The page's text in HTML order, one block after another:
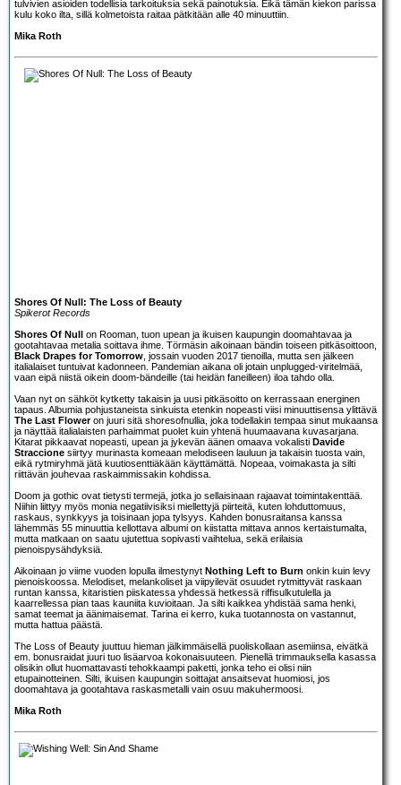
tulvivien asioiden todellisia tarkoituksia sekä painotuksia. Eikä tämän kiekon parissa
kulu koko ilta, sillä kolmetoista raitaa pätkitään alle 40 minuuttiin.
Mika Roth
Shores Of Null: The Loss of Beauty
Spikerot Records
Shores Of Null on Rooman, tuon upean ja ikuisen kaupungin doomahtavaa ja
gootahtavaa metalia soittava ihme. Törmäsin aikoinaan bändin toiseen pitkäsoittoon,
Black Drapes for Tomorrow , jossain vuoden 2017 tienoilla, mutta sen jälkeen
italialaiset tuntuivat kadonneen. Pandemian aikana oli jotain unplugged-viritelmää,
vaan eipä niistä oikein doom-bändeille (tai heidän faneilleen) iloa tahdo olla.
Vaan nyt on sähköt kytketty takaisin ja uusi pitkäsoitto on kerrassaan energinen
tapaus. Albumia pohjustaneista sinkuista etenkin nopeasti viisi minuuttisensa ylittävä
The Last Floweron juuri sitä shoresofnullia, joka todellakin tempaa sinut mukaansa
ja näyttää italialaisten parhaimmat puolet kuin yhtenä huumaavana kuvasarjana.
Kitarat pikkaavat nopeasti, upean ja jykevän äänen omaava vokalisti Davide
Straccione siirtyy murinasta komeaan melodiseen lauluun ja takaisin tuosta vain,
eikä rytmiryhmä jätä kuutiosenttiäkään käyttämättä. Nopeaa, voimakasta ja silti
riittävän jouhevaa raskaimmissakin kohdissa.
Doom ja gothic ovat tietysti termejä, jotka jo sellaisinaan rajaavat toimintakenttää.
Niihin liittyy myös monia negatiivisiksi miellettyjä piirteitä, kuten lohduttomuus,
raskaus, synkkyys ja toisinaan jopa tylsyys. Kahden bonusraitansa kanssa
lähemmäs 55 minuuttia kellottava albumi on kiistatta mittava annos kertaistumalta,
mutta matkaan on saatu ujutettua sopivasti vaihtelua, sekä erilaisia
pienoispysähdyksiä.
Aikoinaan jo viime vuoden lopulla ilmestynyt Nothing Left to Burn onkin kuin levy
pienoiskoossa. Melodiset, melankoliset ja viipyilevät osuudet rytmittyvät raskaan
runtan kanssa, kitaristien piiskatessa yhdessä hetkessä riffisulkutulella ja
kaarrellessa pian taas kauniita kuvioitaan. Ja silti kaikkea yhdistää sama henki,
samat teemat ja äänimaisemat. Tarina ei kerro, kuka tuotannosta on vastannut,
mutta hattua päästä.
The Loss of Beauty juuttuu hieman jälkimmäisellä puoliskollaan asemiinsa, eivätkä
em. bonusraidat juuri tuo lisäarvoa kokonaisuuteen. Pienellä trimmauksella kasassa
olisikin ollut huomattavasti tehokkaampi paketti, jonka teho ei olisi niin
etupainotteinen. Silti, ikuisen kaupungin soittajat ansaitsevat huomiosi, jos
doomahtava ja gootahtava raskasmetalli vain osuu makuhermoosi.
Mika Roth